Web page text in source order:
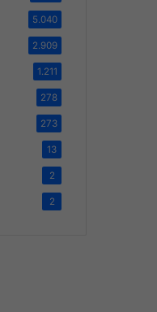
5.040
2.909
1.211
278
273
13
2
2